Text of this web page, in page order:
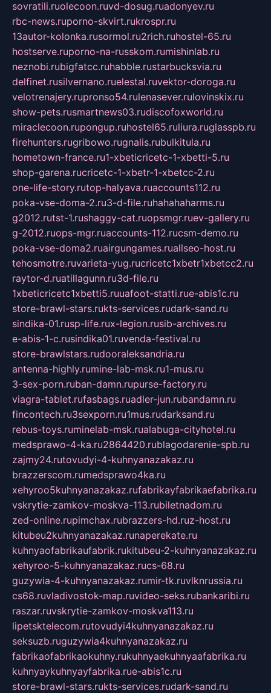
sovratili.ruolecoon.ruvd-dosug.ruadonyev.ru
rbc-news.ruporno-skvirt.rukrospr.ru
13autor-kolonka.rusormol.ru2rich.ruhostel-65.ru
hostserve.ruporno-na-russkom.rumishinlab.ru
neznobi.rubigfatcc.ruhabble.rustarbucksvia.ru
delfinet.rusilvernano.ruelestal.ruvektor-doroga.ru
velotrenajery.rupronso54.rulenasever.rulovinskix.ru
show-pets.rusmartnews03.rudiscofoxworld.ru
miraclecoon.rupongup.ruhostel65.ruliura.ruglasspb.ru
firehunters.rugribowo.rugnalis.rubulkitula.ru
hometown-france.ru1-xbeticricetc-1-xbetti-5.ru
shop-garena.rucricetc-1-xbetr-1-xbetcc-2.ru
one-life-story.rutop-halyava.ruaccounts112.ru
poka-vse-doma-2.ru3-d-file.ruhahahaharms.ru
g2012.rutst-1.rushaggy-cat.ruopsmgr.ruev-gallery.ru
g-2012.ruops-mgr.ruaccounts-112.rucsm-demo.ru
poka-vse-doma2.ruairgungames.ruallseo-host.ru
tehosmotre.ruvarieta-yug.rucricetc1xbetr1xbetcc2.ru
raytor-d.ruatillagunn.ru3d-file.ru
1xbeticricetc1xbetti5.ruuafoot-statti.rue-abis1c.ru
store-brawl-stars.rukts-services.rudark-sand.ru
sindika-01.rusp-life.rux-legion.rusib-archives.ru
e-abis-1-c.rusindika01.ruvenda-festival.ru
store-brawlstars.rudooraleksandria.ru
antenna-highly.rumine-lab-msk.ru1-mus.ru
3-sex-porn.ruban-damn.rupurse-factory.ru
viagra-tablet.rufasbags.ruadler-jun.rubandamn.ru
fincontech.ru3sexporn.ru1mus.rudarksand.ru
rebus-toys.ruminelab-msk.rualabuga-cityhotel.ru
medsprawo-4-ka.ru2864420.rublagodarenie-spb.ru
zajmy24.rutovudyi-4-kuhnyanazakaz.ru
brazzerscom.rumedsprawo4ka.ru
xehyroo5kuhnyanazakaz.rufabrikayfabrikaefabrika.ru
vskrytie-zamkov-moskva-113.rubiletnadom.ru
zed-online.rupimchax.rubrazzers-hd.ruz-host.ru
kitubeu2kuhnyanazakaz.runaperekate.ru
kuhnyaofabrikaufabrik.rukitubeu-2-kuhnyanazakaz.ru
xehyroo-5-kuhnyanazakaz.rucs-68.ru
guzywia-4-kuhnyanazakaz.rumir-tk.ruvlknrussia.ru
cs68.ruvladivostok-map.ruvideo-seks.rubankaribi.ru
raszar.ruvskrytie-zamkov-moskva113.ru
lipetsktelecom.rutovudyi4kuhnyanazakaz.ru
seksuzb.ruguzywia4kuhnyanazakaz.ru
fabrikaofabrikaokuhny.rukuhnyaekuhnyaafabrika.ru
kuhnyaykuhnyayfabrika.rue-abis1c.ru
store-brawl-stars.rukts-services.rudark-sand.ru